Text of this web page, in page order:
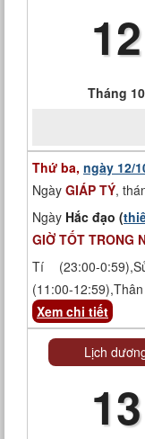
12
Tháng 10
Thứ ba, ngày 12/
Ngày GIÁP TÝ,
Ngày Hắc đạo (
GIỜ TỐT TRONG
Tí (23:00-
(11:00-
Xem chi tiết
Lịch
13